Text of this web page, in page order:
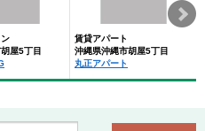
屋5丁目
賃貸アパート
沖縄県沖縄市胡屋5丁目
丸正アパート